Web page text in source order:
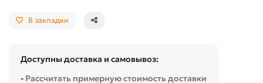
В закладки
Доступны доставка и самовывоз:
- Рассчитать примерную стоимость доставки